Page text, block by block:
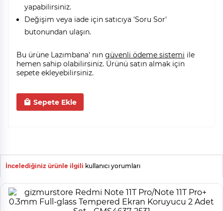
yapabilirsiniz.
Değişim veya iade için satıcıya 'Soru Sor'
butonundan ulaşın.
Bu ürüne Lazımbana' nın güvenli ödeme sistemi ile
hemen sahip olabilirsiniz. Ürünü satın almak için
sepete ekleyebilirsiniz.
Sepete Ekle
İncelediğiniz ürünle ilgili kullanıcı yorumları